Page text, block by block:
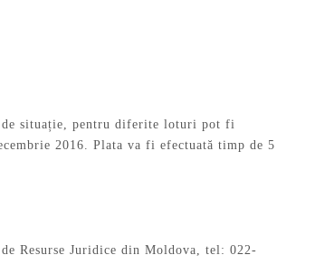
situație, pentru diferite loturi pot fi
2016. Plata va fi efectuată timp de 5
Resurse Juridice din Moldova, tel: 022-